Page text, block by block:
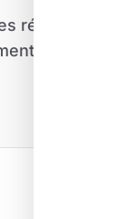
résultats
humain